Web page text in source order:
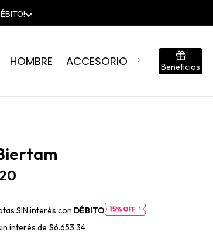
GRATIS EN TIENDAS
HOMBRE ACCESORIOS BLOG
Beneficios
SIN interés con DÉBITO
interés de $6.653,34